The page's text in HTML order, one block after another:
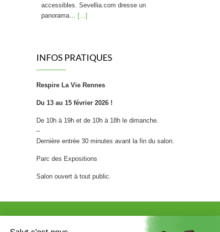
accessibles. Sevellia.com dresse un
panorama… [...]
Craquer pour un bonbon sans
celui du sucre blanc raffiné : c’est
la promesse d’une nouvelle génération de
qui font grincer des dents les nutritionnistes.
transforme… [...]
l’environnement. Aujourd’hui, nous
mettons en lumière les meubles Stooly, une
INFOS PRATIQUES
Respire La Vie Rennes
Du 13 au 15 février 2026 !
De 10h à 19h et de 10h à 18h le dimanche.
–
Dernière entrée 30 minutes avant la fin du salon.
Parc des Expositions
Salon ouvert à tout public.